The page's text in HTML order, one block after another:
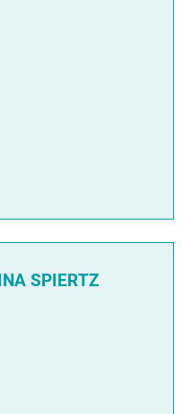
SPIERTZ